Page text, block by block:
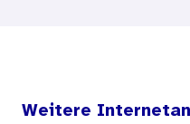
Weitere